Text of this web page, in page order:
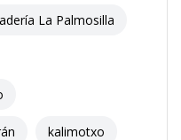
La Palmosilla
kalimotxo